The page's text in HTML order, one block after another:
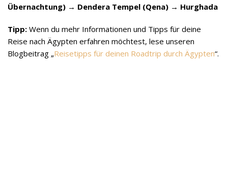
Übernachtung) → Dendera Tempel (Qena) → Hurghada
Tipp: Wenn du mehr Informationen und Tipps für deine
Reise nach Ägypten erfahren möchtest, lese unseren
Blogbeitrag „Reisetipps für deinen Roadtrip durch Ägypten“.